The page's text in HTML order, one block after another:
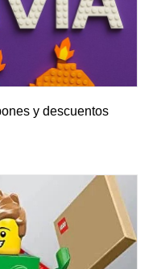
y descuentos